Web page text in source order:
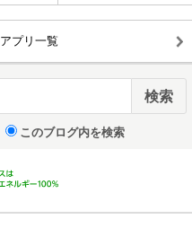
アプリ一覧
このブログ内を検索